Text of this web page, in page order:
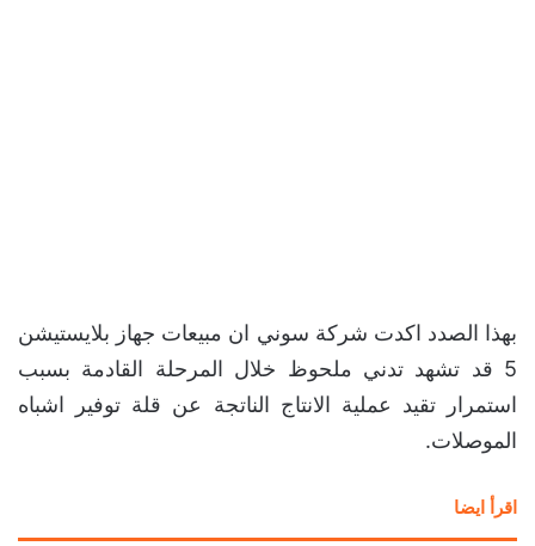
بهذا الصدد اكدت شركة سوني ان مبيعات جهاز بلايستيشن
5 قد تشهد تدني ملحوظ خلال المرحلة القادمة بسبب
استمرار تقيد عملية الانتاج الناتجة عن قلة توفير اشباه
الموصلات.
اقرأ ايضا